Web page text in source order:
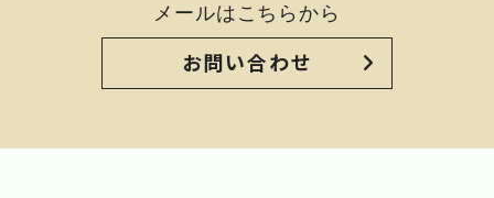
メールはこちらから
お問い合わせ